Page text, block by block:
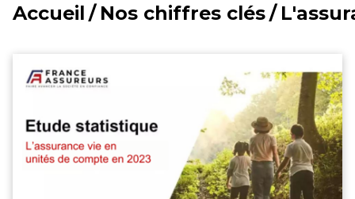
Accueil / Nos chiffres clés/